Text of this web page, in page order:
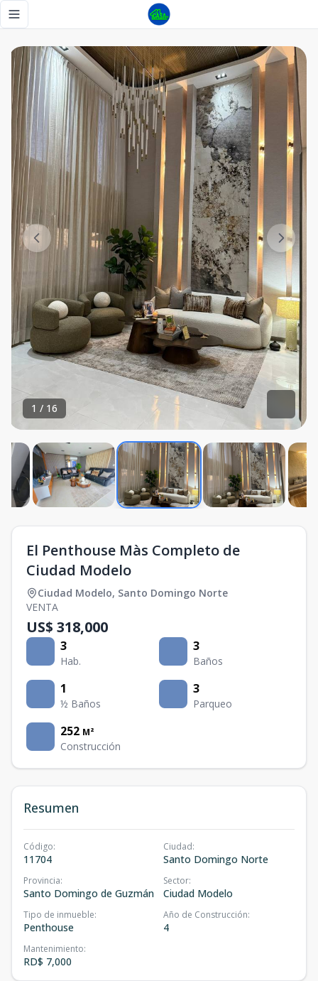
Toggle navigation menu
1 / 16
El Penthouse Màs Completo de
Ciudad Modelo
Ciudad Modelo, Santo Domingo Norte
VENTA
US$ 318,000
3
Hab.
3
Baños
1
½ Baños
3
Parqueo
252 M²
Construcción
Resumen
Código:
11704
Ciudad:
Santo Domingo Norte
Provincia:
Santo Domingo de Guzmán
Sector:
Ciudad Modelo
Tipo de inmueble:
Penthouse
Año de Construcción:
4
Mantenimiento:
RD$ 7,000
El Penthouse Màs Completo de Ciudad Modelo - Tu Casa